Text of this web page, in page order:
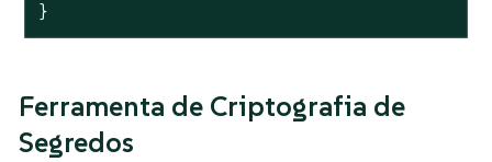
}
Ferramenta de Criptografia de
Segredos